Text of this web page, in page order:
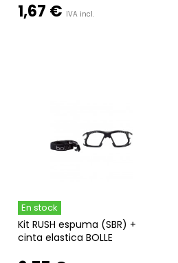
1,67 € IVA incl.
En stock
Kit RUSH espuma (SBR) +
cinta elastica BOLLE